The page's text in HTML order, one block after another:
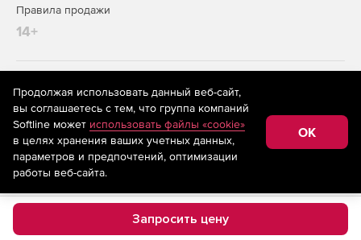
Запросить цену
Правила продажи
14+
На информационном ресурсе store.softline.ru применяются
рекомендательные технологии
(информационные технологии
предоставления информации на основе сбора,
систематизации и анализа сведений, относящихся к
предпочтениям пользователей сети «Интернет»,
находящихся на территории Российской Федерации)
Продолжая использовать данный веб-сайт,
вы соглашаетесь с тем, что группа компаний
Softline может использовать файлы «cookie»
в целях хранения ваших учетных данных,
параметров и предпочтений, оптимизации
работы веб-сайта.
OK